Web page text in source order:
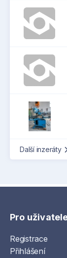
Další inzeráty
Pro
Registrace
Přihlášení